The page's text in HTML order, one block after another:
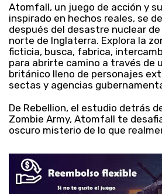
Atomfall, un juego de acción y
inspirado en hechos reales, se
después del desastre nuclear de
norte de Inglaterra. Explora la
ficticia, busca, fabrica,
para abrirte camino a través de
británico lleno de personajes
sectas y agencias
De Rebellion, el estudio detrás
Zombie Army, Atomfall te
oscuro misterio de lo que